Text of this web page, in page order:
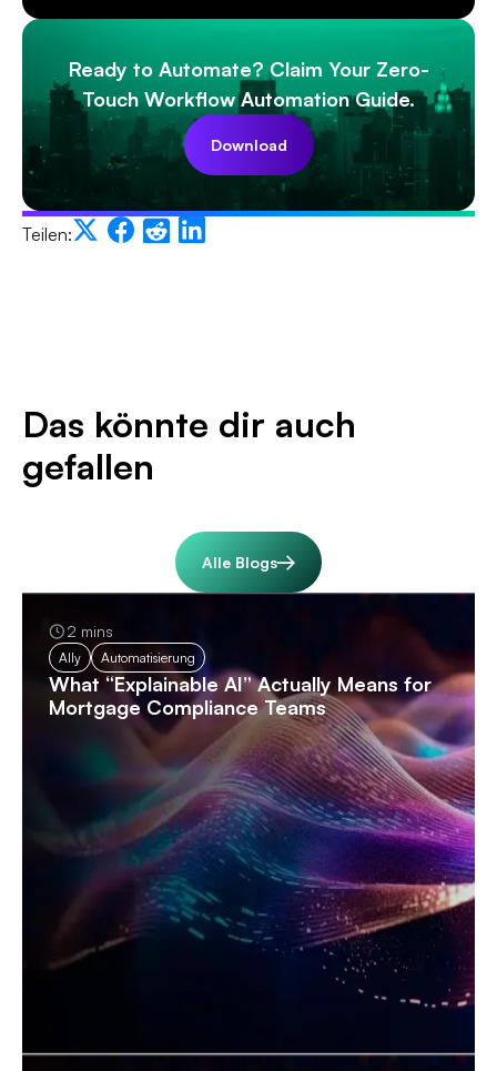
Ready to Automate? Claim Your Zero-
Touch Workflow Automation Guide.
Download
Teilen:
Das könnte dir auch
gefallen
Alle Blogs
2 mins
Ally Automatisierung
What “Explainable AI” Actually Means for
Mortgage Compliance Teams